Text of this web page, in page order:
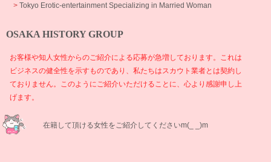
> Tokyo Erotic-entertainment Specializing in Married Woman
OSAKA HISTORY GROUP
お客様や知人女性からのご紹介による応募が急増しております。これは
ビジネスの健全性を示すものであり、私たちはスカウト業者とは契約し
ておりません。このようにご紹介いただけることに、心より感謝申し上
げます。
在籍して頂ける女性をご紹介してくださいm(_ _)m